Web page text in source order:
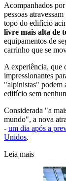
Acompanhados
pessoas
topo do edifício
livre mais alta de
equipamentos de
carrinho que se
A experiência, que
impressionantes
"alpinistas" podem
edifício sem
Considerada "a
mundo", a nova
- um dia após a
Unidos.
Leia mais